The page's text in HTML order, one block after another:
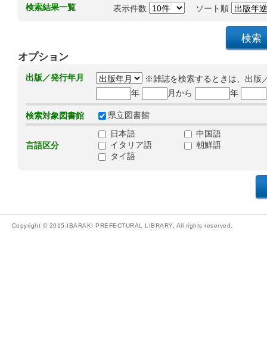
検索結果一覧 表示件数 ソート順
オプション
出版／発行年月
※雑誌を検索するときは、出版
年
月から 年
検索対象図書館 県立図書館
言語区分
日本語
中国語
イタリア語
朝鮮語
タイ語
Copyright © 2015-IBARAKI PREFECTURAL LIBRARY. All rights reserved.